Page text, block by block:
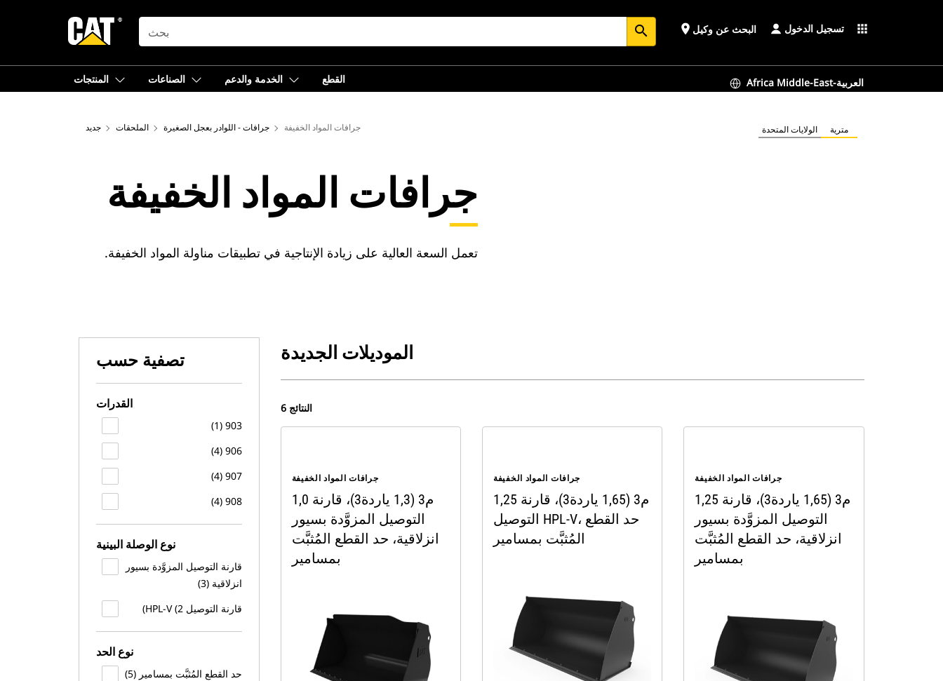
SEARCH search place البحث عن وكيل تسجيل الدخول apps
المنتجات الصناعات الخدمة والدعم القطع Africa Middle-East-العربية
جديد الملحقات جرافات - اللوادر بعجل الصغيرة جرافات المواد الخفيفة الولايات المتحدة مترية
جرافات المواد الخفيفة
تعمل السعة العالية على زيادة الإنتاجية في تطبيقات مناولة المواد الخفيفة.
تصفية حسب
القدرات
903 (1)
906 (4)
907 (4)
908 (4)
نوع الوصلة البينية
قارنة التوصيل المزوَّدة بسيور
انزلاقية (3)
قارنة التوصيل HPL-V (2)
نوع الحد
حد القطع المُثبَّت بمسامير (5)
الموديلات الجديدة
6 النتائج
جرافات المواد الخفيفة
1,0 م3 (1,3 ياردة3)، قارنة
التوصيل المزوَّدة بسيور
انزلاقية، حد القطع المُثبَّت
بمسامير
جرافات المواد الخفيفة
1,25 م3 (1,65 ياردة3)، قارنة
التوصيل HPL-V، حد القطع
المُثبَّت بمسامير
جرافات المواد الخفيفة
1,25 م3 (1,65 ياردة3)، قارنة
التوصيل المزوَّدة بسيور
انزلاقية، حد القطع المُثبَّت
بمسامير